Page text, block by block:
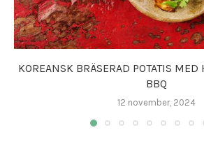
KOREANSK BRÄSERAD POTATIS MED
BBQ
12 november, 2024